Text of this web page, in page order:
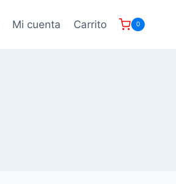
Mi cuenta Carrito 0